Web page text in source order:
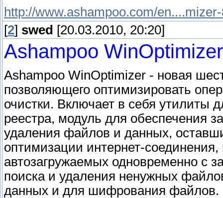
http://www.ashampoo.com/
[2] swed [20.03.2010, 20:20]
Ashampoo WinOptimizer
Ashampoo WinOptimizer - новая
позволяющего оптимизировать
очистки. Включает в себя утилиты
реестра, модуль для обеспечения
удаления файлов и данных,
оптимизации интернет-
автозагружаемых одновременно с
поиска и удаления ненужных
данных и для шифрования файлов.